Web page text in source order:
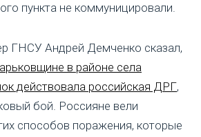
пункта не коммуницировали.
ГНСУ Андрей Демченко сказал,
в районе села
действовала российская ДРГ,
бой. Россияне вели
способов поражения, которые